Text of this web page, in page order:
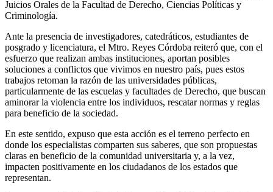
Juicios Orales de la Facultad de Derecho, Ciencias Políticas y
Criminología.
Ante la presencia de investigadores, catedráticos, estudiantes de
posgrado y licenciatura, el Mtro. Reyes Córdoba reiteró que, con el
esfuerzo que realizan ambas instituciones, aportan posibles
soluciones a conflictos que vivimos en nuestro país, pues estos
trabajos retoman la razón de las universidades públicas,
particularmente de las escuelas y facultades de Derecho, que buscan
aminorar la violencia entre los individuos, rescatar normas y reglas
para beneficio de la sociedad.
En este sentido, expuso que esta acción es el terreno perfecto en
donde los especialistas comparten sus saberes, que son propuestas
claras en beneficio de la comunidad universitaria y, a la vez,
impacten positivamente en los ciudadanos de los estados que
representan.